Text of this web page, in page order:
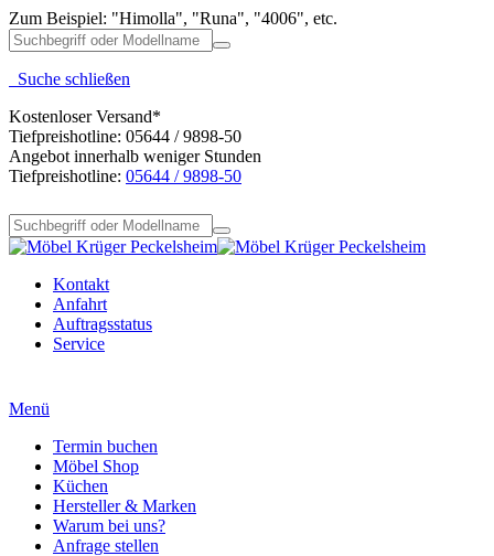
Zum Beispiel: "Himolla", "Runa", "4006", etc.
Suche schließen
Kostenloser Versand*
Tiefpreishotline: 05644 / 9898-50
Angebot innerhalb weniger Stunden
Tiefpreishotline: 05644 / 9898-50
Kontakt
Anfahrt
Auftragsstatus
Service
Menü
Termin buchen
Möbel Shop
Küchen
Hersteller & Marken
Warum bei uns?
Anfrage stellen